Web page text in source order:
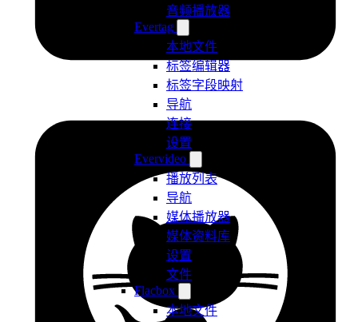
音频播放器
Evertag
本地文件
标签编辑器
标签字段映射
导航
连接
设置
Evervideo
播放列表
导航
媒体播放器
媒体资料库
设置
文件
Flacbox
本地文件